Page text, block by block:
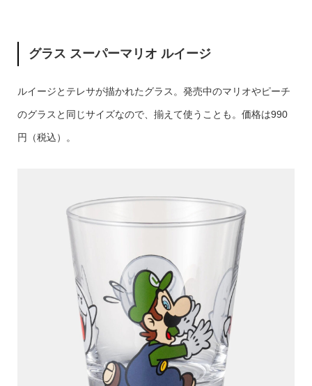
グラス スーパーマリオ ルイージ
ルイージとテレサが描かれたグラス。発売中のマリオやピーチ
のグラスと同じサイズなので、揃えて使うことも。価格は990
円（税込）。